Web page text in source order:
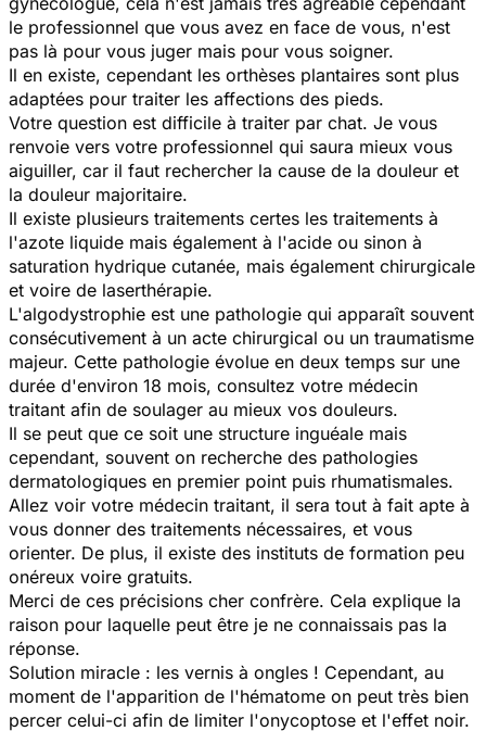
le professionnel que vous avez en face de vous, n'est
pas là pour vous juger mais pour vous soigner.
Il en existe, cependant les orthèses plantaires sont plus
adaptées pour traiter les affections des pieds.
Votre question est difficile à traiter par chat. Je vous
renvoie vers votre professionnel qui saura mieux vous
aiguiller, car il faut rechercher la cause de la douleur et
la douleur majoritaire.
Il existe plusieurs traitements certes les traitements à
l'azote liquide mais également à l'acide ou sinon à
saturation hydrique cutanée, mais également chirurgicale
et voire de laserthérapie.
L'algodystrophie est une pathologie qui apparaît souvent
consécutivement à un acte chirurgical ou un traumatisme
majeur. Cette pathologie évolue en deux temps sur une
durée d'environ 18 mois, consultez votre médecin
traitant afin de soulager au mieux vos douleurs.
Il se peut que ce soit une structure inguéale mais
cependant, souvent on recherche des pathologies
dermatologiques en premier point puis rhumatismales.
Allez voir votre médecin traitant, il sera tout à fait apte à
vous donner des traitements nécessaires, et vous
orienter. De plus, il existe des instituts de formation peu
onéreux voire gratuits.
Merci de ces précisions cher confrère. Cela explique la
raison pour laquelle peut être je ne connaissais pas la
réponse.
Solution miracle : les vernis à ongles ! Cependant, au
moment de l'apparition de l'hématome on peut très bien
percer celui-ci afin de limiter l'onycoptose et l'effet noir.